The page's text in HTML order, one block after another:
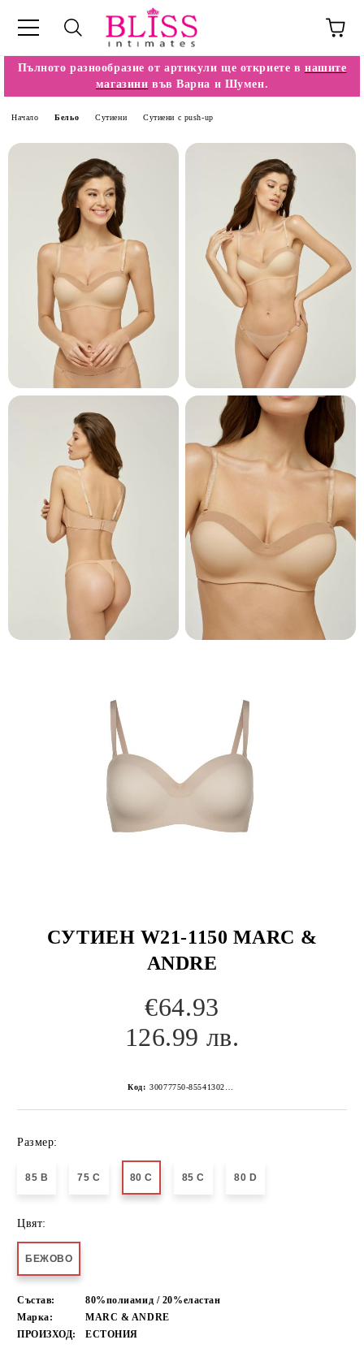
Пълното разнообразие от артикули ще откриете в нашите
магазини във Варна и Шумен.
Начало Бельо Сутиени Сутиени с push-up
СУТИЕН W21-1150 MARC &
ANDRE
€64.93
126.99 лв.
Код:
Размер:
85 B 75 C 80 C 85 C 80 D
Цвят:
БЕЖОВО
Състав:
80%полиамид / 20%еластан
Марка:
MARC & ANDRE
ПРОИЗХОД:
ЕСТОНИЯ